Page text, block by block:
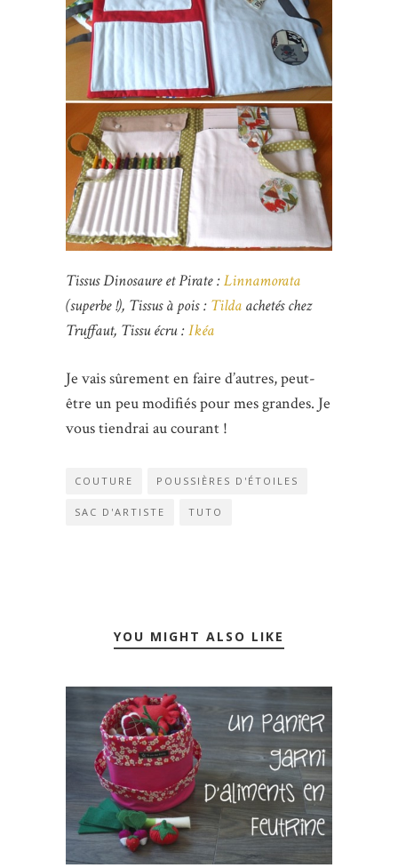
Tissus Dinosaure et Pirate :Linnamorata
(superbe !), Tissus à pois : Tilda achetés chez
Truffaut, Tissu écru :Ikéa
Je vais sûrement en faire d’autres, peut-
être un peu modifiés pour mes grandes. Je
vous tiendrai au courant !
COUTURE POUSSIÈRES D'ÉTOILES
SAC D'ARTISTE TUTO
YOU MIGHT ALSO LIKE